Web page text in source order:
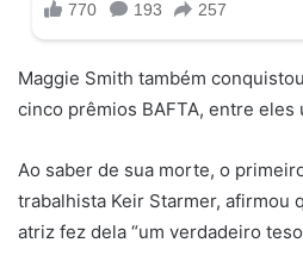
Maggie Smith também
cinco prêmios BAFTA, entre eles
Ao saber de sua morte, o
trabalhista Keir Starmer, afirmou
atriz fez dela “um verdadeiro